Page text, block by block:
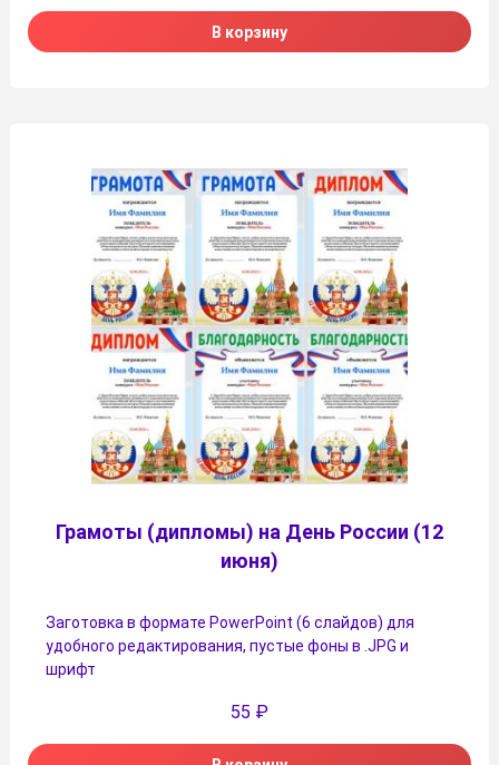
В корзину
Грамоты (дипломы) на День России (12
июня)
Заготовка в формате PowerPoint (6 слайдов) для
удобного редактирования, пустые фоны в .JPG и
шрифт
55 ₽